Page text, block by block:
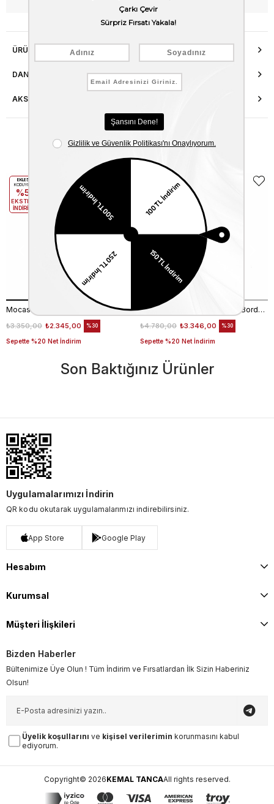
ÜRÜN ÖZELLIKLERI
DANIŞMA HATTI
AKSESUAR ONARIMI
Benzer Ürünler
Mocassini Erkek Hakiki Deri Kahverengi Kroko Cüzdan Cüzdan
₺2.345,00
₺3.350,00
Sepette %20 Net İndirim
%30
EKLE5
KODUYLA
%5
EKSTRA
İNDİRİM
Mocassini Erkek Hakiki Deri Bordo Kroko Cüzdan Cüzdan
₺3.346,00
₺4.780,00
Sepette %20 Net İndirim
%30
EKSTRA
İNDİRİM
Son Baktığınız Ürünler
Uygulamalarımızı İndirin
QR kodu okutarak uygulamalarımızı indirebilirsiniz.
App Store Google Play
Hesabım
Kurumsal
Müşteri İlişkileri
Bizden Haberler
Bültenimize Üye Olun ! Tüm İndirim ve Fırsatlardan İlk Sizin Haberiniz
Olsun!
Üyelik koşullarını ve kişisel verilerimin korunmasını kabul
ediyorum.
Copyright© 2026KEMAL TANCAAll rights reserved.